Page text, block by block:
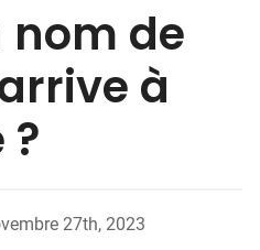
de
à
27th, 2023